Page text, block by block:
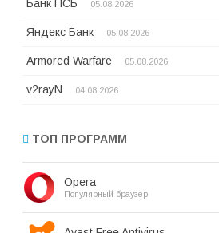
Банк ПСБ 05.08.2026
Яндекс Банк 05.08.2026
Armored Warfare 05.08.2026
v2rayN 04.08.2026
ТОП ПРОГРАММ
Opera
Популярный браузер